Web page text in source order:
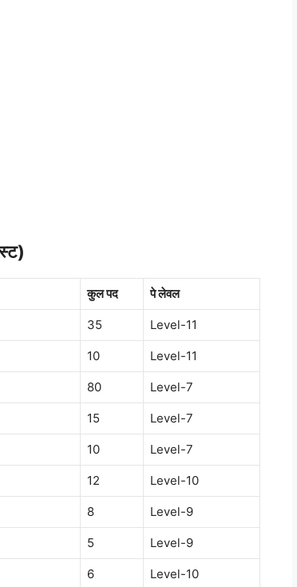
कुल पद पे लेवल
35 Level-11
10 Level-11
80 Level-7
15 Level-7
10 Level-7
12 Level-10
8 Level-9
5 Level-9
6 Level-10